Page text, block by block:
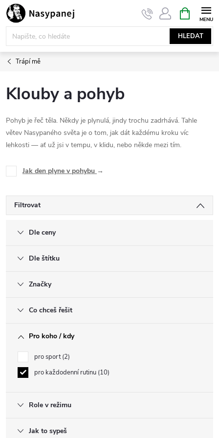
Přejít
na
obsah
HLEDAT
NÁKUPNÍ
KOŠÍK
Trápí mě
Klouby a pohyb
Pohyb je řeč těla. Někdy je plynulá, jindy trochu zadrhává. Tahle
větev Nasypaného světa je o tom, jak dát každému kroku víc
lehkosti — ať už jsi v tempu, v klidu, nebo někde mezi tím.
Jak den plyne v pohybu →
Filtrovat
Dle ceny
Dle štítku
Značky
Co chceš řešit
Pro koho / kdy
pro sport 2
pro každodenní rutinu 10
Role v režimu
Jak to sypeš